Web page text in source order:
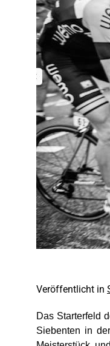
Veröffentlicht in
Das Starterfeld
Siebenten in